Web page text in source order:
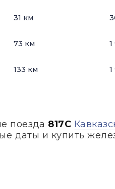
31 км
73 км 1
133 км 1
поезда 817С
даты и купить